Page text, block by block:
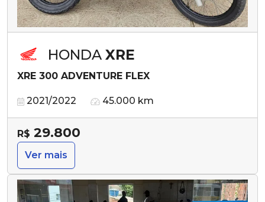
HONDA XRE
XRE 300 ADVENTURE FLEX
2021/2022 45.000 km
R$ 29.800
Ver mais